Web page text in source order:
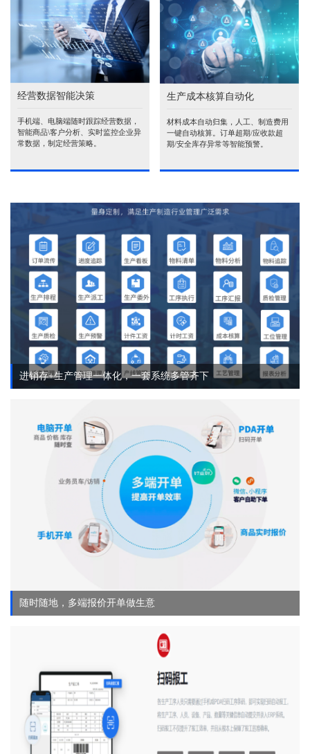
经营数据智能决策
手机端、电脑端随时跟踪经营数据，
智能商品\客户分析、实时监控企业异
常数据，制定经营策略。
生产成本核算自动化
材料成本自动归集，人工、制造费用
一键自动核算。订单超期/应收款超
期/安全库存异常等智能预警。
进销存+生产管理一体化，一套系统多管齐下
随时随地，多端报价开单做生意